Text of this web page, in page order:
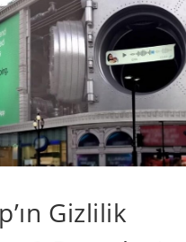
Gizlilik